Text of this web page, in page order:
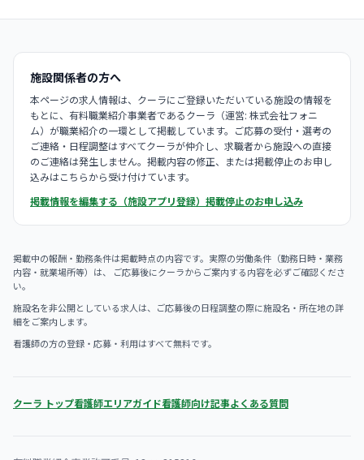
施設関係者の方へ
本ページの求人情報は、クーラにご登録いただいている施設の情報を
もとに、有料職業紹介事業者であるクーラ（運営: 株式会社フォニ
ム）が職業紹介の一環として掲載しています。ご応募の受付・選考の
ご連絡・日程調整はすべてクーラが仲介し、求職者から施設への直接
のご連絡は発生しません。掲載内容の修正、または掲載停止のお申し
込みはこちらから受け付けています。
掲載情報を編集する（施設アプリ登録） 掲載停止のお申し込み
掲載中の報酬・勤務条件は掲載時点の内容です。実際の労働条件（勤務日時・業務
内容・就業場所等）は、 ご応募後にクーラからご案内する内容を必ずご確認くださ
い。
施設名を非公開としている求人は、ご応募後の日程調整の際に施設名・所在地の詳
細をご案内します。
看護師の方の登録・応募・利用はすべて無料です。
クーラ トップ看護師エリアガイド看護師向け記事よくある質問